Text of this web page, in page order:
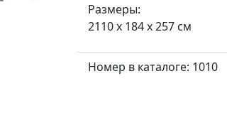
Размеры:
2110 x 184 x 257 см
Номер в каталоге: 1010